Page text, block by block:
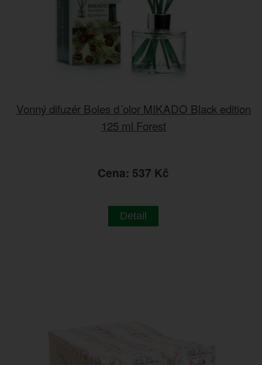
Vonný difuzér Boles d´olor MIKADO Black edition
125 ml Forest
Cena: 537 Kč
Detail